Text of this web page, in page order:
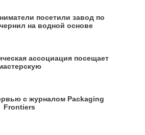
посетили завод по
на водной основе
ассоциация посещает
с журналом Packaging
Frontiers